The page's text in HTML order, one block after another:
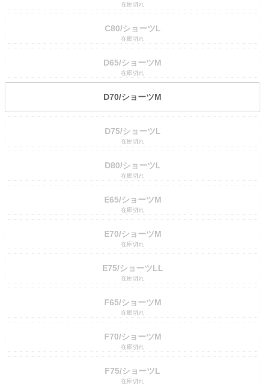
在庫切れ
C80/ショーツL
在庫切れ
D65/ショーツM
在庫切れ
D70/ショーツM
D75/ショーツL
在庫切れ
D80/ショーツL
在庫切れ
E65/ショーツM
在庫切れ
E70/ショーツM
在庫切れ
E75/ショーツLL
在庫切れ
F65/ショーツM
在庫切れ
F70/ショーツM
在庫切れ
F75/ショーツL
在庫切れ